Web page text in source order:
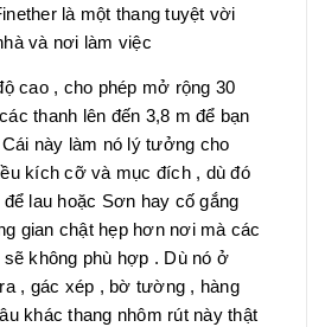
là một thang tuyệt vời
và nơi làm việc
cao , cho phép mở rộng 30
thanh lên đến 3,8 m để bạn
này làm nó lý tưởng cho
kích cỡ và mục đích , dù đó
lau hoặc Sơn hay cố gắng
gian chật hẹp hơn nơi mà các
không phù hợp . Dù nó ở
, gác xép , bờ tường , hàng
khác thang nhôm rút này thật